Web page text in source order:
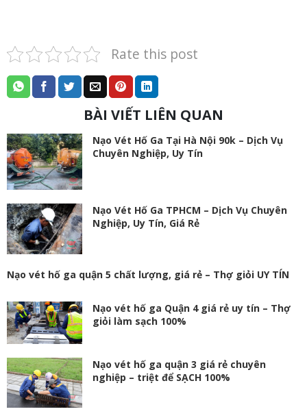
Rate this post
BÀI VIẾT LIÊN QUAN
Nạo Vét Hố Ga Tại Hà Nội 90k – Dịch Vụ
Chuyên Nghiệp, Uy Tín
Nạo Vét Hố Ga TPHCM – Dịch Vụ Chuyên
Nghiệp, Uy Tín, Giá Rẻ
Nạo vét hố ga quận 5 chất lượng, giá rẻ – Thợ giỏi UY TÍN
Nạo vét hố ga Quận 4 giá rẻ uy tín – Thợ
giỏi làm sạch 100%
Nạo vét hố ga quận 3 giá rẻ chuyên
nghiệp – triệt để SẠCH 100%